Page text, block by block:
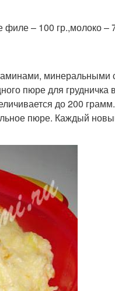
филе – 100 гр.,молоко –
минеральными
пюре для грудничка
до 200
пюре. Каждый